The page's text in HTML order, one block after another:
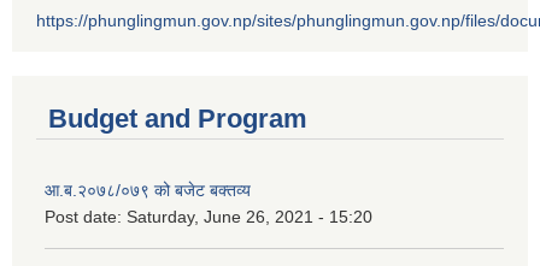
https://phunglingmun.gov.np/sites/phunglingmun.gov.np/files/
Budget and Program
आ.ब.२०७८/०७९ को बजेट बक्तव्य
Post date: Saturday, June 26, 2021 - 15:20